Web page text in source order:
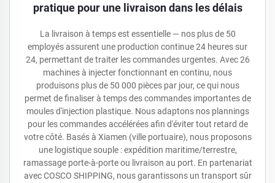
pratique pour une livraison dans les délais
La livraison à temps est essentielle — nos plus de 50
employés assurent une production continue 24 heures sur
24, permettant de traiter les commandes urgentes. Avec 26
machines à injecter fonctionnant en continu, nous
produisons plus de 50 000 pièces par jour, ce qui nous
permet de finaliser à temps des commandes importantes de
moules d'injection plastique. Nous adaptons nos plannings
pour les commandes accélérées afin d'éviter tout retard de
votre côté. Basés à Xiamen (ville portuaire), nous proposons
une logistique souple : expédition maritime/terrestre,
ramassage porte-à-porte ou livraison au port. En partenariat
avec COSCO SHIPPING, nous garantissons un transport sûr